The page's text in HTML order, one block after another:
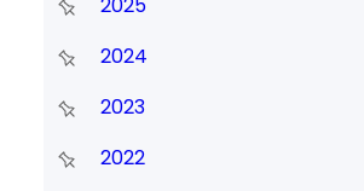
2024
2023
2022